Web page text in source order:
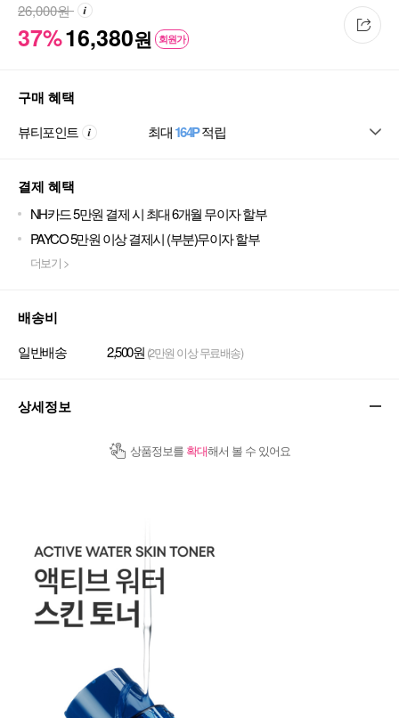
37%16,380원 회원가
26,000원
구매 혜택
뷰티포인트 최대164P적립
결제 혜택
NH카드 5만원 결제 시 최대 6개월 무이자 할부
PAYCO 5만원 이상 결제시 (부분)무이자 할부
더보기 >
배송비
일반배송 2,500원 (2만원 이상 무료배송)
상세정보
상품정보를 확대해서 볼 수 있어요